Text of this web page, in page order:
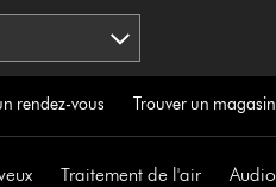
rendez-vous Trouver un magasin
Traitement de l'air Audio